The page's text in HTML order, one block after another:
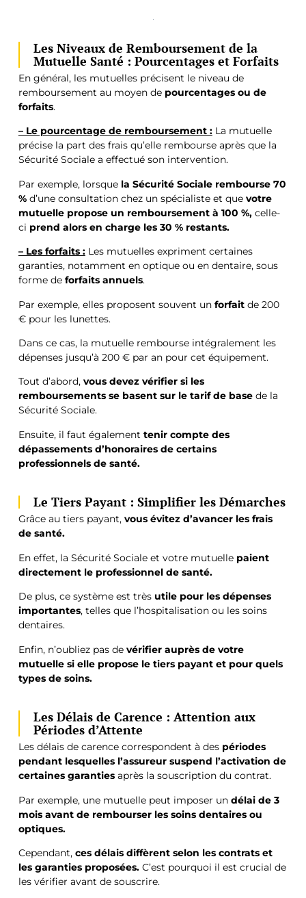
En général, les mutuelles précisent le niveau de
remboursement au moyen de pourcentages ou de
forfaits.
– Le pourcentage de remboursement :La mutuelle
précise la part des frais qu’elle rembourse après que la
Sécurité Sociale a effectué son intervention.
Par exemple, lorsque la Sécurité Sociale rembourse 70
%d’une consultation chez un spécialiste et que votre
mutuelle propose un remboursement à 100 %,celle-
ci prend alors en charge les 30 % restants.
– Les forfaits :Les mutuelles expriment certaines
garanties, notamment en optique ou en dentaire, sous
forme de forfaits annuels.
Par exemple, elles proposent souvent un forfaitde 200
€ pour les lunettes.
Dans ce cas, la mutuelle rembourse intégralement les
dépenses jusqu’à 200 € par an pour cet équipement.
Tout d’abord,vous devez vérifier si les
remboursements se basent sur le tarif de basede la
Sécurité Sociale.
Ensuite, il faut également tenir compte des
dépassements d’honoraires de certains
professionnels de santé.
Les Niveaux de Remboursement de la
Mutuelle Santé : Pourcentages et Forfaits
Le Tiers Payant : Simplifier les Démarches
Grâce au tiers payant, vous évitez d’avancer les frais
de santé.
En effet, la Sécurité Sociale et votre mutuelle paient
directement le professionnel de santé.
De plus, ce système est très utile pour les dépenses
importantes, telles que l’hospitalisation ou les soins
dentaires.
Enfin, n’oubliez pas de vérifier auprès de votre
mutuelle si elle propose le tiers payant et pour quels
types de soins.
Les délais de carence correspondent à des périodes
pendant lesquelles l’assureur suspend l’activation de
certaines garantiesaprès la souscription du contrat.
Par exemple, une mutuelle peut imposer un délai de 3
mois avant de rembourser les soins dentaires ou
optiques.
Cependant, ces délais diffèrent selon les contrats et
les garanties proposées.C’est pourquoi il est crucial de
les vérifier avant de souscrire.
Les Délais de Carence : Attention aux
Périodes d’Attente